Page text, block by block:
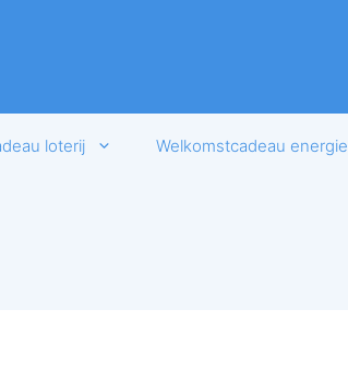
loterij Welkomstcadeau energie